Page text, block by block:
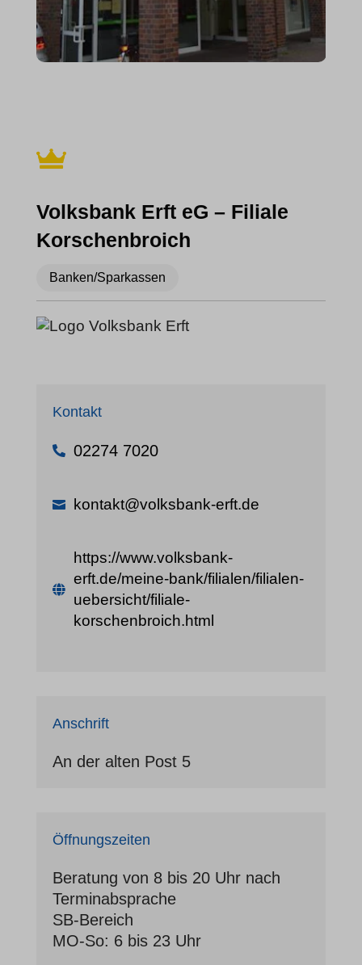
Volksbank Erft eG – Filiale
Korschenbroich
Banken/Sparkassen
Kontakt
02274 7020
kontakt@volksbank-erft.de
https://www.volksbank-
erft.de/meine-bank/filialen/filialen-
uebersicht/filiale-
korschenbroich.html
Anschrift
An der alten Post 5
Öffnungszeiten
Beratung von 8 bis 20 Uhr nach
Terminabsprache
SB-Bereich
MO-So: 6 bis 23 Uhr